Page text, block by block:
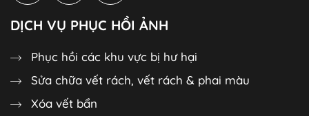
DỊCH VỤ PHỤC HỒI ẢNH
Phục hồi các khu vực bị hư hại
Sửa chữa vết rách, vết rách & phai màu
Xóa vết bẩn